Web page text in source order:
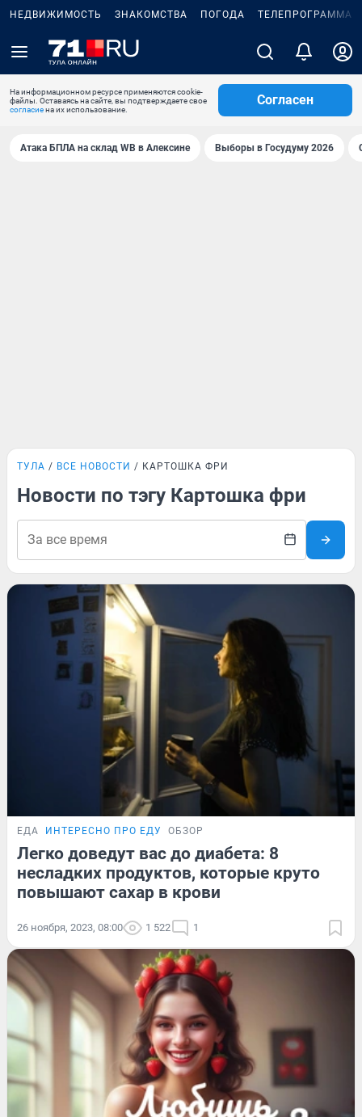
НЕДВИЖИМОСТЬ ЗНАКОМСТВА ПОГОДА ТЕЛЕПРОГРАММА
На информационном ресурсе применяются cookie-
файлы. Оставаясь на сайте, вы подтверждаете свое
согласиена их использование.
Согласен
Атака БПЛА на склад WB в Алексине Выборы в Госудуму 2026
ТУЛА ВСЕ НОВОСТИ КАРТОШКА ФРИ
Новости по тэгу Картошка фри
ЕДА ИНТЕРЕСНО ПРО ЕДУ ОБЗОР
Легко доведут вас до диабета: 8
несладких продуктов, которые круто
повышают сахар в крови
26 ноября, 2023, 08:00 1 522 1